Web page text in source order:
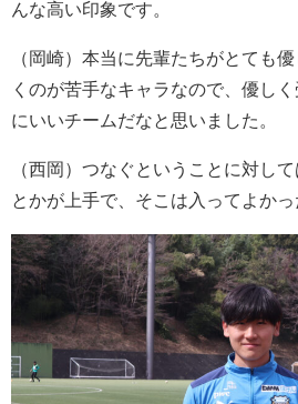
んな高い印象です。
（岡崎）本当に先輩たちがとても
くのが苦手なキャラなので、優し
にいいチームだなと思いました。
（西岡）つなぐということに対し
とかが上手で、そこは入ってよかっ